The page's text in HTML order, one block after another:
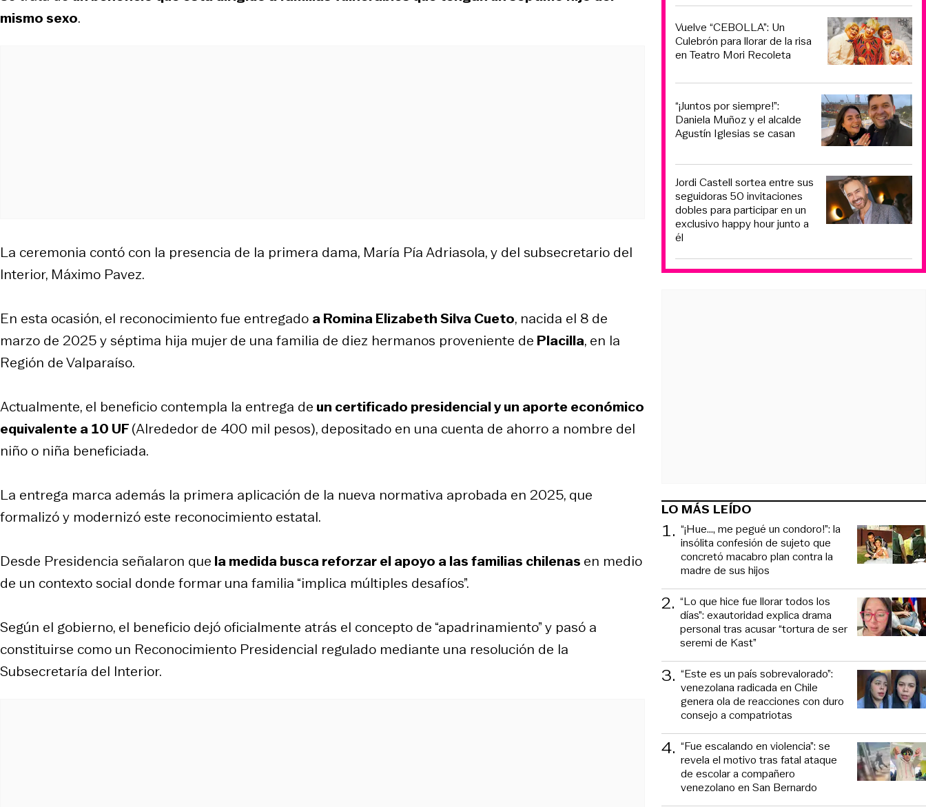
mismo sexo.
La ceremonia contó con la presencia de la primera dama, María Pía Adriasola, y del subsecretario del
Interior, Máximo Pavez.
En esta ocasión, el reconocimiento fue entregado a Romina Elizabeth Silva Cueto, nacida el 8 de
marzo de 2025 y séptima hija mujer de una familia de diez hermanos proveniente de Placilla, en la
Región de Valparaíso.
Actualmente, el beneficio contempla la entrega de un certificado presidencial y un aporte económico
equivalente a 10 UF(Alrededor de 400 mil pesos), depositado en una cuenta de ahorro a nombre del
niño o niña beneficiada.
La entrega marca además la primera aplicación de la nueva normativa aprobada en 2025, que
formalizó y modernizó este reconocimiento estatal.
Desde Presidencia señalaron que la medida busca reforzar el apoyo a las familias chilenas en medio
de un contexto social donde formar una familia “implica múltiples desafíos”.
Según el gobierno, el beneficio dejó oficialmente atrás el concepto de “apadrinamiento” y pasó a
constituirse como un Reconocimiento Presidencial regulado mediante una resolución de la
Subsecretaría del Interior.
Vuelve “CEBOLLA”: Un
Culebrón para llorar de la risa
en Teatro Mori Recoleta
“¡Juntos por siempre!”:
Daniela Muñoz y el alcalde
Agustín Iglesias se casan
Jordi Castell sortea entre sus
seguidoras 50 invitaciones
dobles para participar en un
exclusivo happy hour junto a
él
LO MÁS LEÍDO
1. “¡Hue..., me pegué un condoro!”: la
insólita confesión de sujeto que
concretó macabro plan contra la
madre de sus hijos
2. “Lo que hice fue llorar todos los
días”: exautoridad explica drama
personal tras acusar “tortura de ser
seremi de Kast”
3. “Este es un país sobrevalorado”:
venezolana radicada en Chile
genera ola de reacciones con duro
consejo a compatriotas
4. “Fue escalando en violencia”: se
revela el motivo tras fatal ataque
de escolar a compañero
venezolano en San Bernardo